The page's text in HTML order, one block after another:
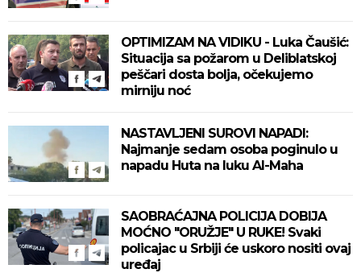
OPTIMIZAM NA VIDIKU - Luka Čaušić:
Situacija sa požarom u Deliblatskoj
peščari dosta bolja, očekujemo
mirniju noć
NASTAVLJENI SUROVI NAPADI:
Najmanje sedam osoba poginulo u
napadu Huta na luku Al-Maha
SAOBRAĆAJNA POLICIJA DOBIJA
MOĆNO "ORUŽJE" U RUKE! Svaki
policajac u Srbiji će uskoro nositi ovaj
uređaj